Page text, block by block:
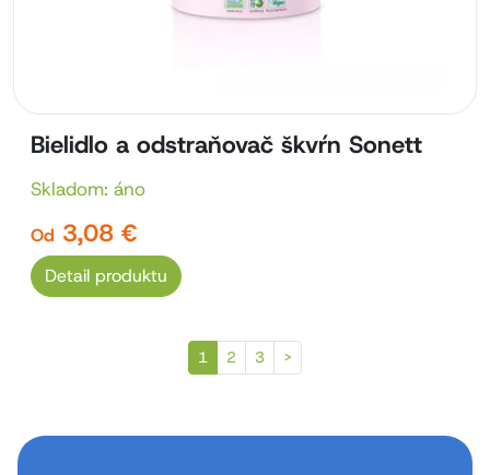
Bielidlo a odstraňovač škvŕn Sonett
Skladom: áno
Od 3,08 €
Detail produktu
1 2 3 >